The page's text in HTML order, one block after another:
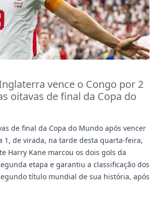
vence o Congo por 2
oitavas de final da Copa do
de final da Copa do Mundo após vencer
1, de virada, na tarde desta quarta-feira,
Harry Kane marcou os dois gols da
etapa e garantiu a classificação dos
título mundial de sua história, após